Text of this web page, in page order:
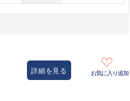
詳細を見る お気に入り追加